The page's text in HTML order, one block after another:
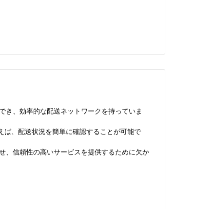
き、効率的な配送ネットワークを持っていま
ば、配送状況を簡単に確認することが可能で
、信頼性の高いサービスを提供するために欠か